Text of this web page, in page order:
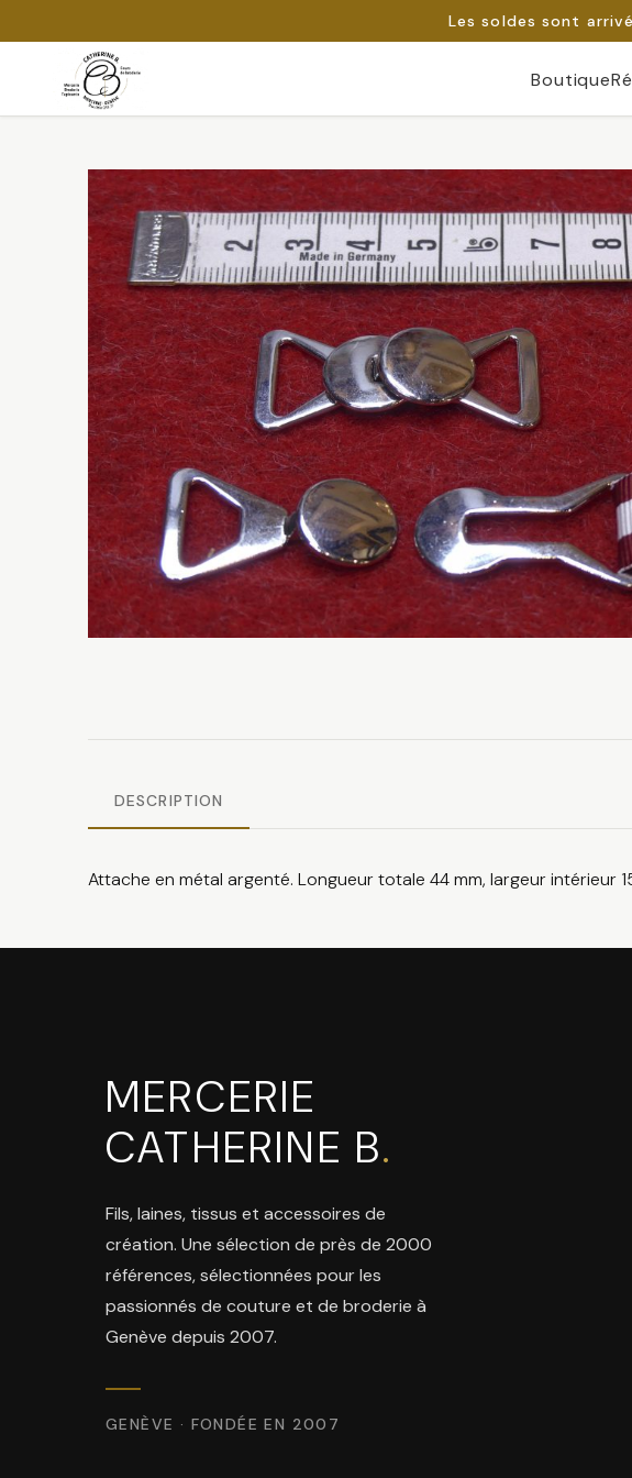
Les soldes sont
Passer
Boutique
DESCRIPTION
Attache en métal argenté. Longueur totale 44 mm, largeur intérieur
MERCERIE
CATHERINE B.
Fils, laines, tissus et accessoires de
création. Une sélection de près de 2000
références, sélectionnées pour les
passionnés de couture et de broderie à
Genève depuis 2007.
GENÈVE · FONDÉE EN 2007